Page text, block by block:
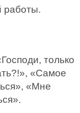
работы.
только
«Самое
«Мне